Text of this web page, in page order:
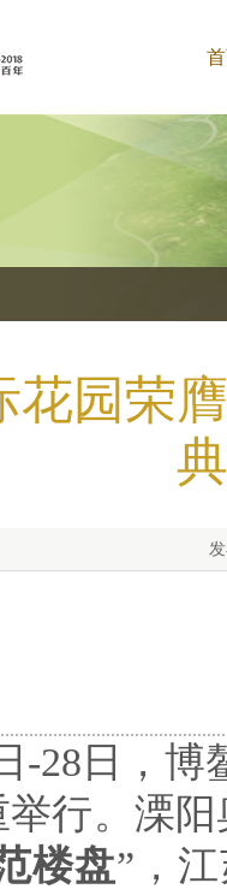
花园荣
-28日 ， 博
举行。溧
楼盘”，